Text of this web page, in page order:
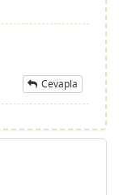
Cevapla